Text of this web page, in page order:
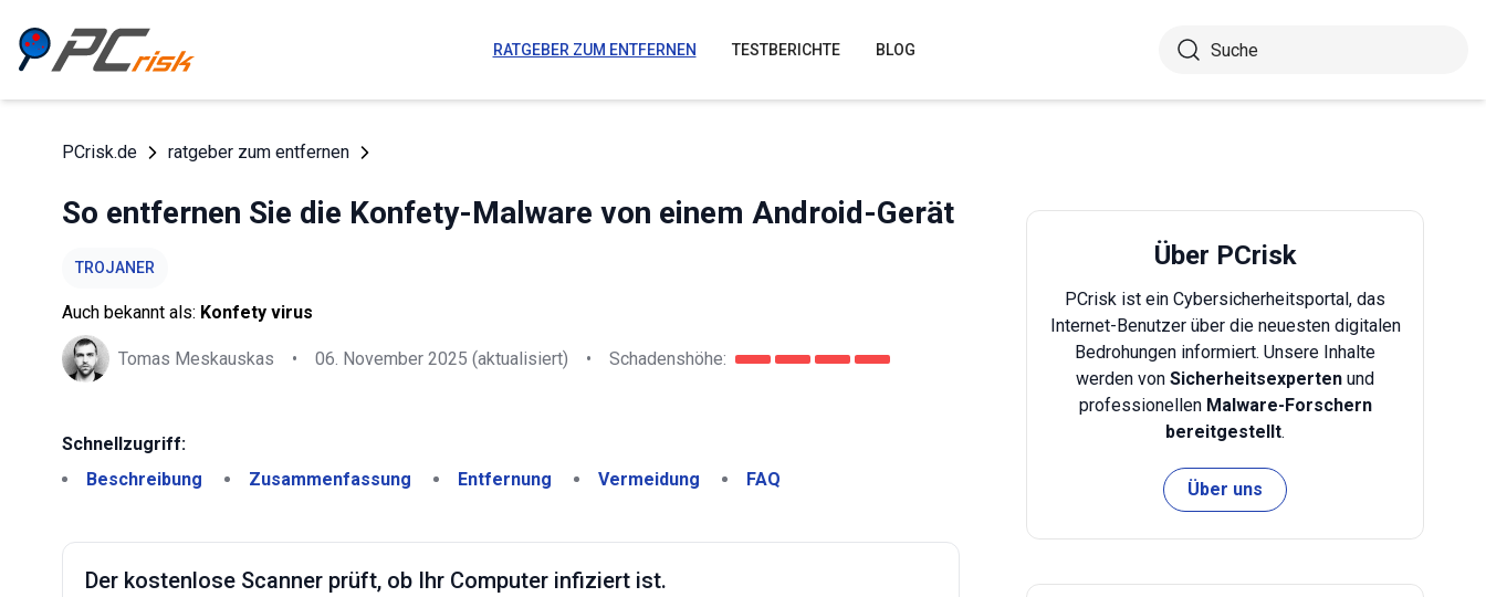
RATGEBER ZUM ENTFERNEN TESTBERICHTE BLOG
PCrisk.de ratgeber zum entfernen
So entfernen Sie die Konfety-Malware von einem Android-Gerät
TROJANER
Auch bekannt als: Konfety virus
Tomas Meskauskas • 06. November 2025 (aktualisiert) • Schadenshöhe:
Schnellzugriff:
Beschreibung
Zusammenfassung Entfernung Vermeidung FAQ
Der kostenlose Scanner prüft, ob Ihr Computer infiziert ist.
Über PCrisk
PCrisk ist ein Cybersicherheitsportal, das
Internet-Benutzer über die neuesten digitalen
Bedrohungen informiert. Unsere Inhalte
werden von Sicherheitsexperten und
professionellen Malware-Forschern
bereitgestellt.
Über uns